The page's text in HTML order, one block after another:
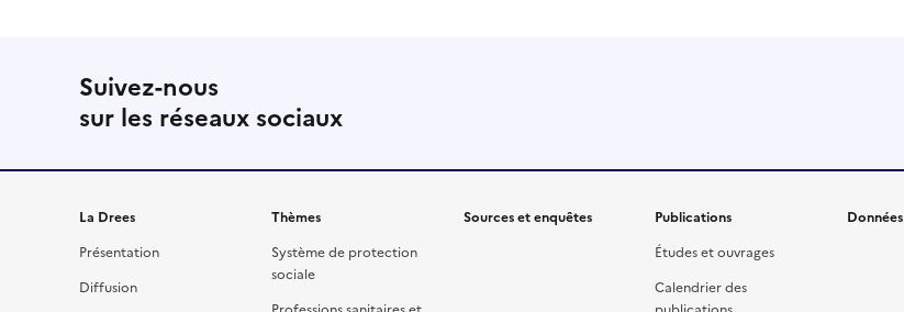
Suivez-nous
sur les réseaux sociaux
La Drees
Présentation
Diffusion
Thèmes
Système de protection
sociale
Sources et enquêtes
Publications
Études et ouvrages
Calendrier des
Données